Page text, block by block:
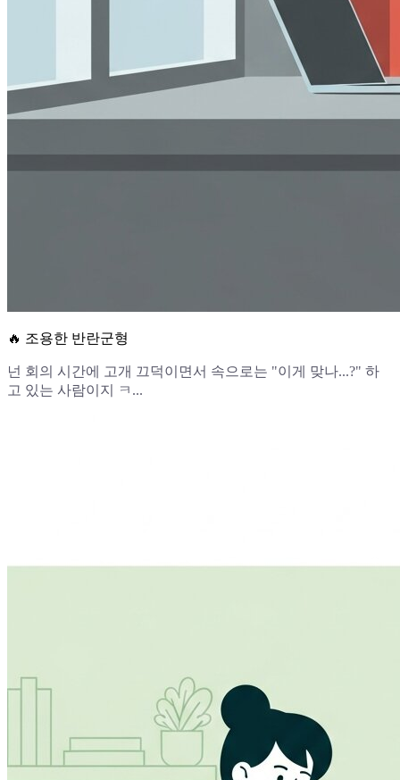
🔥 조용한 반란군형
넌 회의 시간에 고개 끄덕이면서 속으로는 "이게 맞나...?" 하
고 있는 사람이지 ㅋ...